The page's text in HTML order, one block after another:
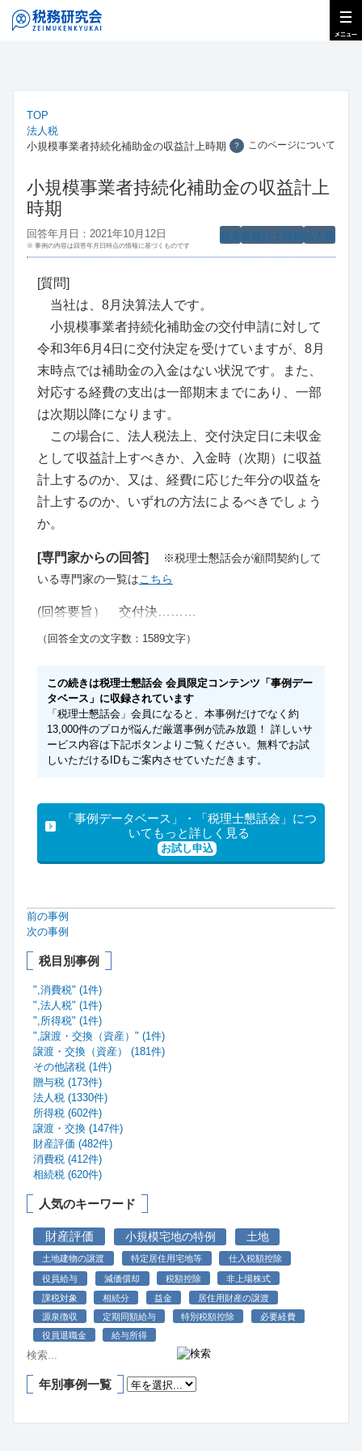
TOP
法人税
小規模事業者持続化補助金の収益計上時期
？ このページについて
小規模事業者持続化補助金の収益計上
時期
法人税
収益計上時期
益金
回答年月日：2021年10月12日
※ 事例の内容は回答年月日時点の情報に基づくものです
[質問]
当社は、8月決算法人です。
小規模事業者持続化補助金の交付申請に対して
令和3年6月4日に交付決定を受けていますが、8月
末時点では補助金の入金はない状況です。また、
対応する経費の支出は一部期末までにあり、一部
は次期以降になります。
この場合に、法人税法上、交付決定日に未収金
として収益計上すべきか、入金時（次期）に収益
計上するのか、又は、経費に応じた年分の収益を
計上するのか、いずれの方法によるべきでしょう
か。
[専門家からの回答]
※税理士懇話会が顧問契約して
いる専門家の一覧はこちら
(回答要旨） 交付決………
（回答全文の文字数：1589文字）
この続きは税理士懇話会 会員限定コンテンツ「事例デー
タベース」に収録されています
「税理士懇話会」会員になると、本事例だけでなく約
13,000件のプロが悩んだ厳選事例が読み放題！ 詳しいサ
ービス内容は下記ボタンよりご覧ください。無料でお試
しいただけるIDもご案内させていただきます。
「事例データベース」・「税理士懇話会」につ
いてもっと詳しく見る
お試し申込
前の事例
次の事例
税目別事例
",消費税" (1件)
",法人税" (1件)
",所得税" (1件)
",譲渡・交換（資産）" (1件)
譲渡・交換（資産） (181件)
その他諸税 (1件)
贈与税 (173件)
法人税 (1330件)
所得税 (602件)
譲渡・交換 (147件)
財産評価 (482件)
消費税 (412件)
相続税 (620件)
人気のキーワード
財産評価 小規模宅地の特例 土地
土地建物の譲渡 特定居住用宅地等 仕入税額控除
役員給与 減価償却 税額控除
非上場株式
課税対象
相続分 益金
居住用財産の譲渡
源泉徴収
定期同額給与 特別税額控除
必要経費
役員退職金
給与所得
年別事例一覧